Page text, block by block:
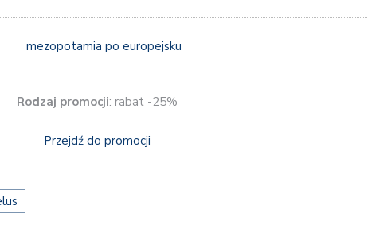
Rodzaj promocji: rabat -25%
Przejdź do promocji